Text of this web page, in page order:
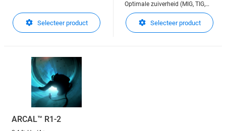
Selecteer product
Optimale zuiverheid (MIG, TIG,
Plasmalassen)
Selecteer product
ARCAL™ R1-2